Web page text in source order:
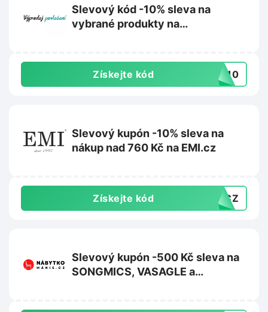
Slevový kód -10% sleva na
vybrané produkty na
Získejte kód TS10
Slevový kupón -10% sleva na
nákup nad 760 Kč na EMI.cz
Získejte kód 10CZ
Slevový kupón -500 Kč sleva na
SONGMICS, VASAGLE a